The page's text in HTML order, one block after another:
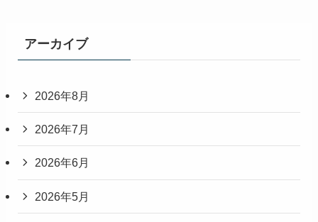
アーカイブ
2026年8月
2026年7月
2026年6月
2026年5月